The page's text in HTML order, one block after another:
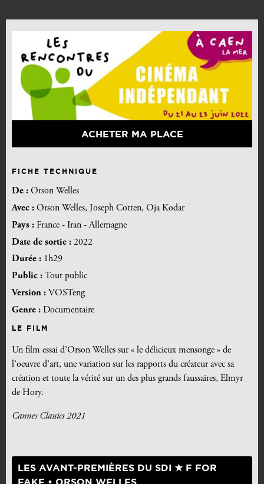
ACHETER MA PLACE
FICHE TECHNIQUE
De : Orson Welles
Avec : Orson Welles, Joseph Cotten, Oja Kodar
Pays : France - Iran - Allemagne
Date de sortie : 2022
Durée : 1h29
Public : Tout public
Version : VOSTeng
Genre : Documentaire
LE FILM
Un film essai d’Orson Welles sur « le délicieux mensonge » de
l’oeuvre d’art, une variation sur les rapports du créateur avec sa
création et toute la vérité sur un des plus grands faussaires, Elmyr
de Hory.
Cannes Classics 2021
LES AVANT-PREMIÈRES DU SDI ★ F FOR
FAKE • ORSON WELLES